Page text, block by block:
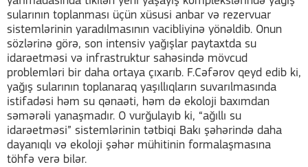
sularının toplanması üçün xüsusi anbar və rezervuar
sistemlərinin yaradılmasının vacibliyinə yönəldib. Onun
sözlərinə görə, son intensiv yağışlar paytaxtda su
idarəetməsi və infrastruktur sahəsində mövcud
problemləri bir daha ortaya çıxarıb. F.Cəfərov qeyd edib ki,
yağış sularının toplanaraq yaşıllıqların suvarılmasında
istifadəsi həm su qənaəti, həm də ekoloji baxımdan
səmərəli yanaşmadır. O vurğulayıb ki, “ağıllı su
idarəetməsi” sistemlərinin tətbiqi Bakı şəhərində daha
dayanıqlı və ekoloji şəhər mühitinin formalaşmasına
töhfə verə bilər.